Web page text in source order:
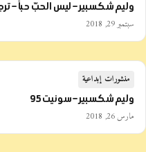
وليم شكسبير – ليس الحبّ حباً –
سبتمبر 29, 2018
منشورات إبداعية
وليم شكسبير – سونيت 95
مارس 26, 2018